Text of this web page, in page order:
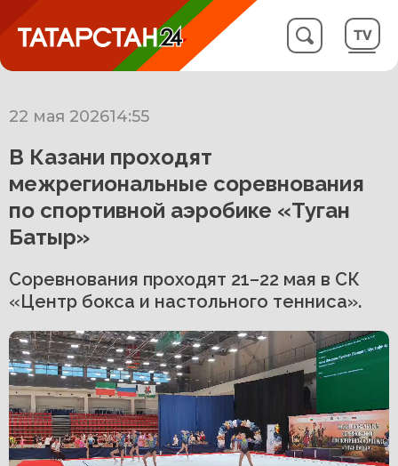
22 мая 202614:55
В Казани проходят
межрегиональные соревнования
по спортивной аэробике «Туган
Батыр»
Соревнования проходят 21–22 мая в СК
«Центр бокса и настольного тенниса».